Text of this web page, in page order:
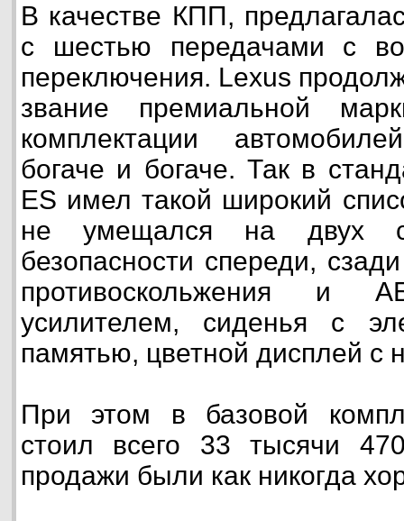
В качестве КПП,
с шестью передачами с
переключения. Lexus
звание премиальной
комплектации
богаче и богаче. Так в
ES имел такой широкий
не умещался на двух
безопасности спереди,
противоскольжения и
усилителем, сиденья с
памятью, цветной дисплей с
При этом в базовой
стоил всего 33 тысячи
продажи были как никогда